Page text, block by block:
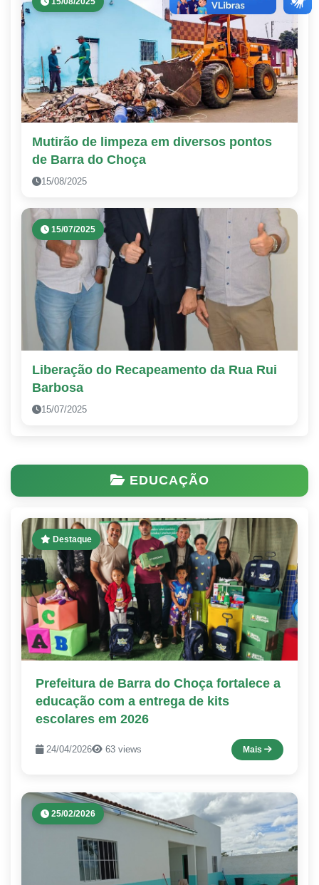
Mutirão de limpeza em diversos pontos
de Barra do Choça
15/08/2025
15/07/2025
Liberação do Recapeamento da Rua Rui
Barbosa
15/07/2025
EDUCAÇÃO
Destaque
Prefeitura de Barra do Choça fortalece a
educação com a entrega de kits
escolares em 2026
24/04/2026 63 views Mais
25/02/2026